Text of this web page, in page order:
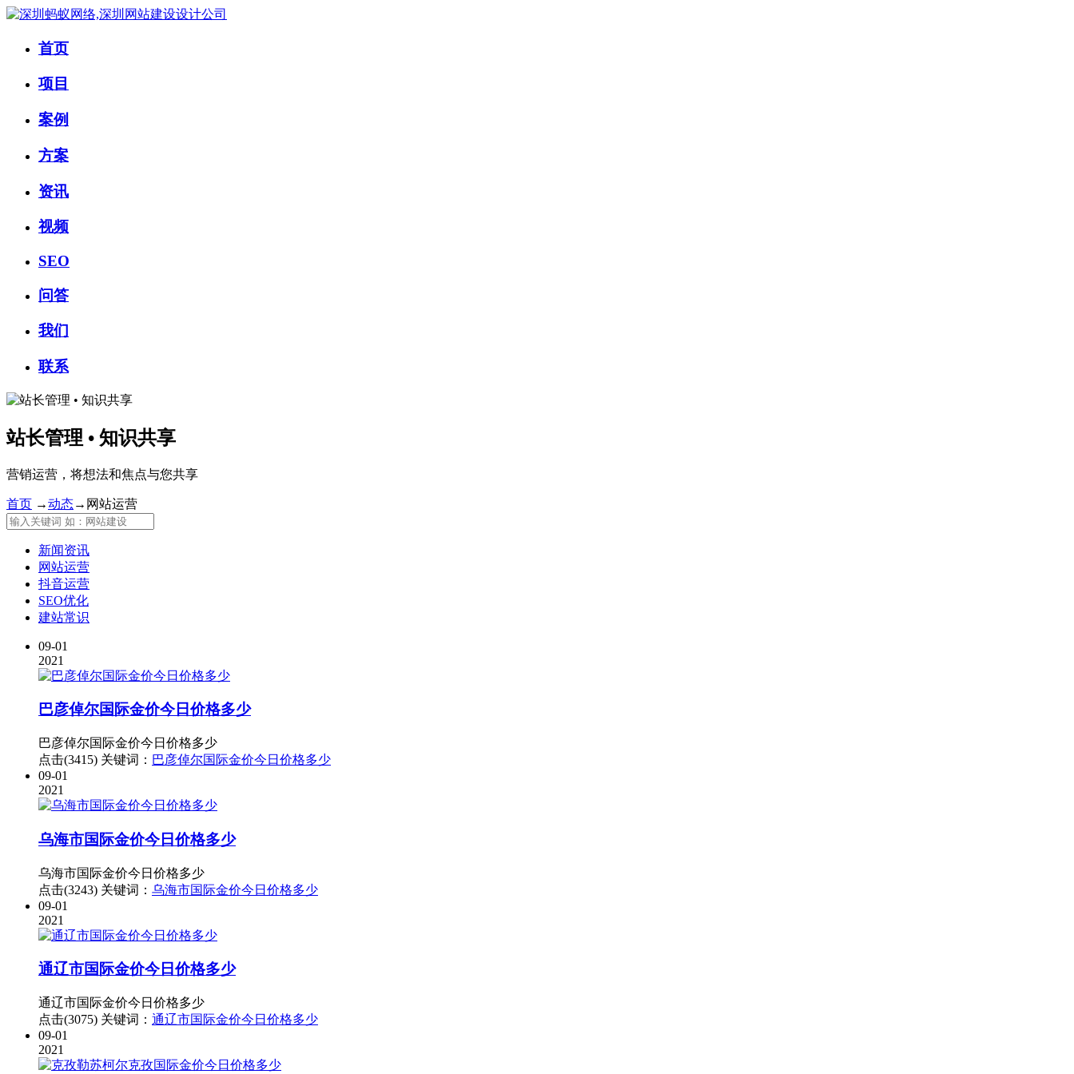
首页
项目
案例
方案
资讯
视频
SEO
问答
我们
联系
站长管理 • 知识共享
营销运营，将想法和焦点与您共享
首页 →动态→ 网站运营
新闻资讯
网站运营
抖音运营
SEO优化
建站常识
09-01
2021
巴彦倬尔国际金价今日价格多少
巴彦倬尔国际金价今日价格多少
点击(3415) 关键词： 巴彦倬尔国际金价今日价格多少
09-01
2021
乌海市国际金价今日价格多少
乌海市国际金价今日价格多少
点击(3243) 关键词： 乌海市国际金价今日价格多少
09-01
2021
通辽市国际金价今日价格多少
通辽市国际金价今日价格多少
点击(3075) 关键词： 通辽市国际金价今日价格多少
09-01
2021